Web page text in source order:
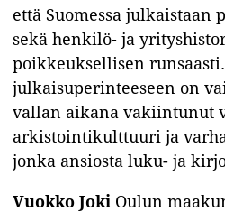
että Suomessa julkaistaan
sekä henkilö- ja
poikkeuksellisen
julkaisuperinteeseen on
vallan aikana vakiintunut
arkistointikulttuuri ja
jonka ansiosta luku- ja
Vuokko Joki Oulun